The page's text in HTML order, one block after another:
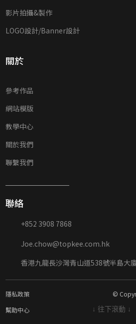
影片拍攝&製作
LOGO設計/Banner設計
關於
參考作品
網站模版
教學中心
關於我們
聯繫我們
聯絡
+852 3908 7868
Joe.chow@topkee.com.hk
香港九龍長沙灣青山道538號半島大
隱私政策
幫助中心
©
↓ 往下滾動 ↓